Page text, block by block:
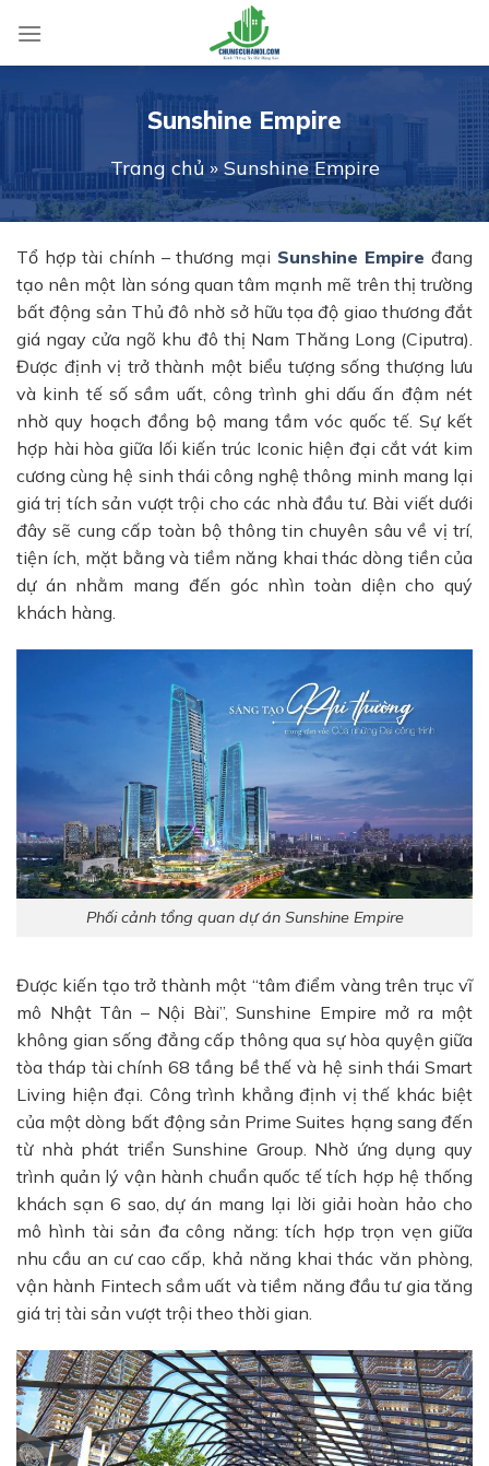
content
Sunshine Empire
Trang chủ »Sunshine Empire
Tổ hợp tài chính – thương mại Sunshine Empire đang
tạo nên một làn sóng quan tâm mạnh mẽ trên thị trường
bất động sản Thủ đô nhờ sở hữu tọa độ giao thương đắt
giá ngay cửa ngõ khu đô thị Nam Thăng Long (Ciputra).
Được định vị trở thành một biểu tượng sống thượng lưu
và kinh tế số sầm uất, công trình ghi dấu ấn đậm nét
nhờ quy hoạch đồng bộ mang tầm vóc quốc tế. Sự kết
hợp hài hòa giữa lối kiến trúc Iconic hiện đại cắt vát kim
cương cùng hệ sinh thái công nghệ thông minh mang lại
giá trị tích sản vượt trội cho các nhà đầu tư. Bài viết dưới
đây sẽ cung cấp toàn bộ thông tin chuyên sâu về vị trí,
tiện ích, mặt bằng và tiềm năng khai thác dòng tiền của
dự án nhằm mang đến góc nhìn toàn diện cho quý
khách hàng.
Phối cảnh tổng quan dự án Sunshine Empire
Được kiến tạo trở thành một “tâm điểm vàng trên trục vĩ
mô Nhật Tân – Nội Bài”, Sunshine Empire mở ra một
không gian sống đẳng cấp thông qua sự hòa quyện giữa
tòa tháp tài chính 68 tầng bề thế và hệ sinh thái Smart
Living hiện đại. Công trình khẳng định vị thế khác biệt
của một dòng bất động sản Prime Suites hạng sang đến
từ nhà phát triển Sunshine Group. Nhờ ứng dụng quy
trình quản lý vận hành chuẩn quốc tế tích hợp hệ thống
khách sạn 6 sao, dự án mang lại lời giải hoàn hảo cho
mô hình tài sản đa công năng: tích hợp trọn vẹn giữa
nhu cầu an cư cao cấp, khả năng khai thác văn phòng,
vận hành Fintech sầm uất và tiềm năng đầu tư gia tăng
giá trị tài sản vượt trội theo thời gian.